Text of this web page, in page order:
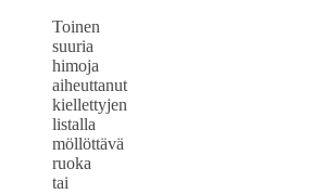
Toinen
suuria
himoja
aiheuttanut
kiellettyjen
listalla
möllöttävä
ruoka
tai